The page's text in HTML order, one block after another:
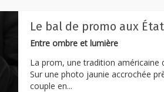
Le bal de promo aux
Entre ombre et lumière
La prom, une tradition américaine
Sur une photo jaunie accrochée
couple en...